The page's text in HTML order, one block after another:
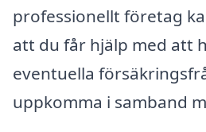
professionellt företag
att du får hjälp med att
eventuella
uppkomma i samband